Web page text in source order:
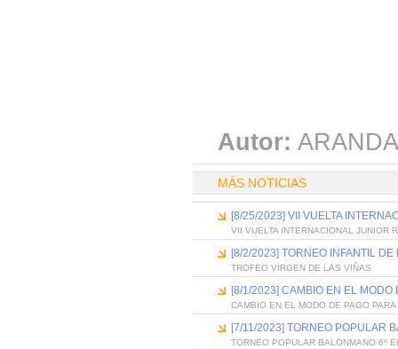
Autor:
MÁS NOTICIAS
[8/25/2023] VII VUELTA
VII VUELTA INTERNACIONAL JUNIOR
[8/2/2023] TORNEO INFANTIL DE
TROFEO VIRGEN DE LAS VIÑAS
[8/1/2023] CAMBIO EN EL MODO
CAMBIO EN EL MODO DE PAGO
[7/11/2023] TORNEO POPULAR
TORNEO POPULAR BALONMANO 6º